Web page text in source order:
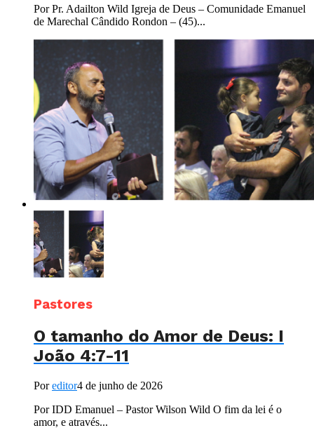
Por Pr. Adailton Wild Igreja de Deus – Comunidade Emanuel
de Marechal Cândido Rondon – (45)...
Pastores
O tamanho do Amor de Deus: I
João 4:7-11
Poreditor4 de junho de 2026
Por IDD Emanuel – Pastor Wilson Wild O fim da lei é o
amor, e através...